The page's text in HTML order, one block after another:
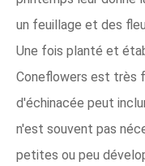
un feuillage et des
Une fois planté et
Coneflowers est très
d'échinacée peut
n'est souvent pas
petites ou peu